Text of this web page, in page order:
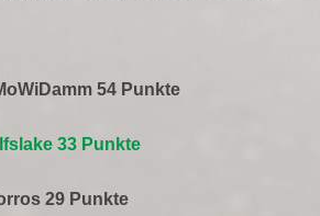
54 Punkte
33 Punkte
29 Punkte